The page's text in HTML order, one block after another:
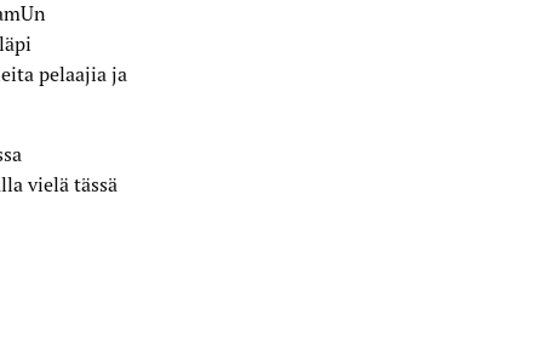
pelaajia ja
vielä tässä